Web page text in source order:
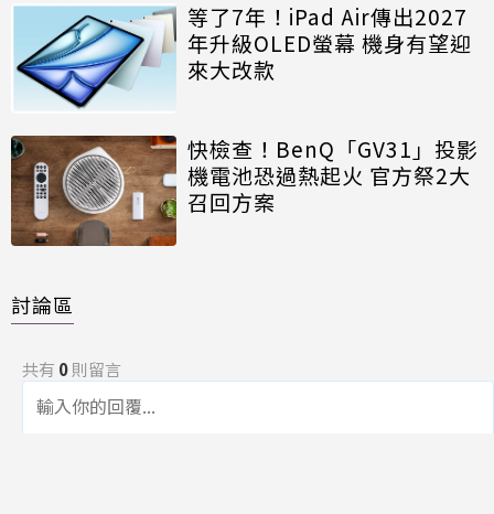
等了7年！iPad Air傳出2027
年升級OLED螢幕 機身有望迎
來大改款
快檢查！BenQ「GV31」投影
機電池恐過熱起火 官方祭2大
召回方案
討論區
共有 0則留言